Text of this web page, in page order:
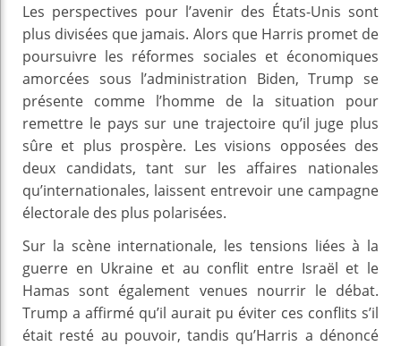
Les perspectives pour l’avenir des États-Unis sont
plus divisées que jamais. Alors que Harris promet de
poursuivre les réformes sociales et économiques
amorcées sous l’administration Biden, Trump se
présente comme l’homme de la situation pour
remettre le pays sur une trajectoire qu’il juge plus
sûre et plus prospère. Les visions opposées des
deux candidats, tant sur les affaires nationales
qu’internationales, laissent entrevoir une campagne
électorale des plus polarisées.
Sur la scène internationale, les tensions liées à la
guerre en Ukraine et au conflit entre Israël et le
Hamas sont également venues nourrir le débat.
Trump a affirmé qu’il aurait pu éviter ces conflits s’il
était resté au pouvoir, tandis qu’Harris a dénoncé